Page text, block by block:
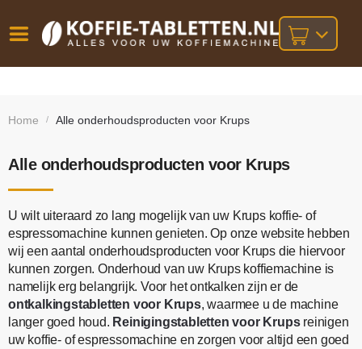
besteld,
bij orders
Home / Alle onderhoudsproducten voor Krups
Alle onderhoudsproducten voor Krups
U wilt uiteraard zo lang mogelijk van uw Krups koffie- of
espressomachine kunnen genieten. Op onze website hebben
wij een aantal onderhoudsproducten voor Krups die hiervoor
kunnen zorgen. Onderhoud van uw Krups koffiemachine is
namelijk erg belangrijk. Voor het ontkalken zijn er de
ontkalkingstabletten voor Krups, waarmee u de machine
langer goed houd. Reinigingstabletten voor Krupsreinigen
uw koffie- of espressomachine en zorgen voor altijd een goed